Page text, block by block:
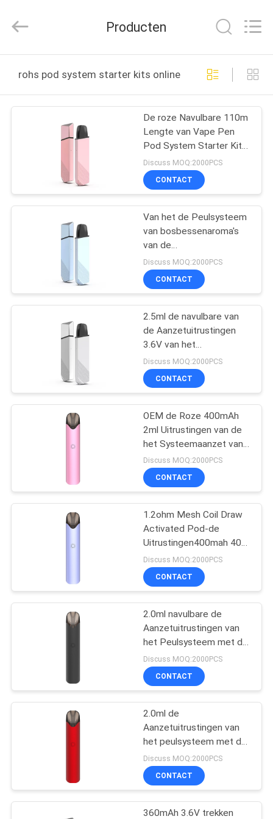
PRODUCTEN
VIDEO'S
ONGEVEER
ONS
FABRIEKSREIS
KWALITEITSCONTROLE
VERZOEK
SITEMAP
Developed
Producten
rohs pod system starter kits online fabricage
De roze Navulbare 110m
Lengte van Vape Pen
Pod System Starter Kits
360mAh
Discuss MOQ:2000PCS
CONTACT
Van het de Peulsysteem
van bosbessenaroma's
van de
Aanzetuitrustingen 3.6V
2.5ml Vape de Pene
Sigaret 400 Rookwolken
Discuss MOQ:2000PCS
CONTACT
2.5ml de navulbare van
de Aanzetuitrustingen
3.6V van het
Peulsysteem Navulbare
Batterij
Discuss MOQ:2000PCS
CONTACT
OEM de Roze 400mAh
2ml Uitrustingen van de
het Systeemaanzet van
de Vervangingspeul
Discuss MOQ:2000PCS
CONTACT
1.2ohm Mesh Coil Draw
Activated Pod-de
Uitrustingen400mah 400
Rookwolken van de
Systeemaanzet
Discuss MOQ:2000PCS
CONTACT
2.0ml navulbare de
Aanzetuitrustingen van
het Peulsysteem met de
Navulbare Batterij van
400mAh
Discuss MOQ:2000PCS
CONTACT
2.0ml de
Aanzetuitrustingen van
het peulsysteem met de
Navulbare Batterij van
400mAh
Discuss MOQ:2000PCS
CONTACT
360mAh 3.6V trekken